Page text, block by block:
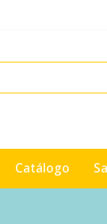
Catálogo